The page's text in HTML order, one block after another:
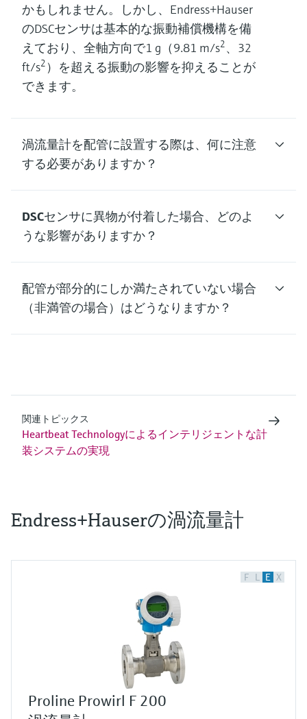
かもしれません。しかし、Endress+Hauser
のDSCセンサは基本的な振動補償機構を備
えており、全軸方向で1 g（9.81 m/s2、32
ft/s2 ）を超える振動の影響を抑えることが
できます。
渦流量計を配管に設置する際は、何に注意
する必要がありますか？
DSCセンサに異物が付着した場合、どのよ
うな影響がありますか？
配管が部分的にしか満たされていない場合
（非満管の場合）はどうなりますか？
関連トピックス
Heartbeat Technologyによるインテリジェントな計
装システムの実現
Endress+Hauserの渦流量計
F L E X
Proline Prowirl F 200